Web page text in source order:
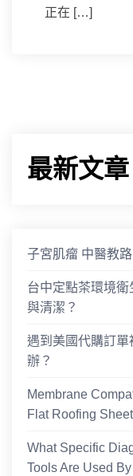
正在 […]
最新文章
子宮肌瘤 中醫教
台中定點茶環境
與清潔？
遇到美國代購訂
辦？
Membrane
Flat Roofing
What Specific
Tools Are Used